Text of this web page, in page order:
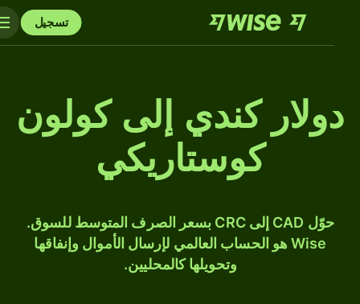
تسجيل
دولار كندي إلى كولون
كوستاريكي
حوّل CAD إلى CRC بسعر الصرف المتوسط للسوق.
Wise هو الحساب العالمي لإرسال الأموال وإنفاقها
وتحويلها كالمحليين.